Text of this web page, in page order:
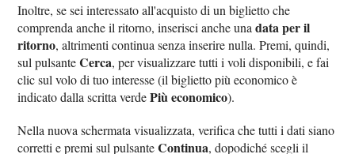
Inoltre, se sei interessato all'acquisto di un biglietto che
comprenda anche il ritorno, inserisci anche unadata per il
ritorno, altrimenti continua senza inserire nulla. Premi, quindi,
sul pulsanteCerca, per visualizzare tutti i voli disponibili, e fai
clic sul volo di tuo interesse (il biglietto più economico è
indicato dalla scritta verdePiù economico).
Nella nuova schermata visualizzata, verifica che tutti i dati siano
corretti e premi sul pulsanteContinua, dopodiché scegli il